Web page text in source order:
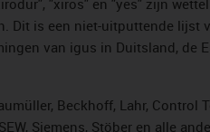
"xiros" en "yes" zijn
Dit is een niet-uitputtende lijst
van igus in Duitsland, de
Beckhoff, Lahr, Control
Siemens, Stöber en alle